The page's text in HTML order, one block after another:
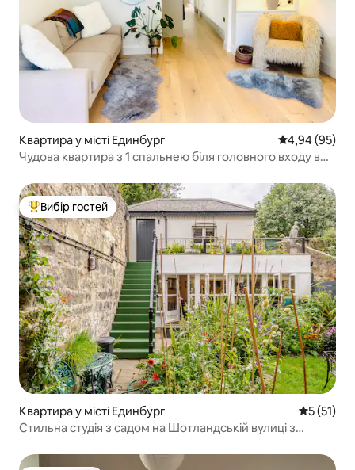
Квартира у місті Единбург Середня
4,94 (95)
Чудова квартира з 1 спальнею біля головного входу в
Топ вибір гостей
Вибір гостей
Квартира у місті Единбург Середня
5 (51)
Стильна студія з садом на Шотландській вулиці з